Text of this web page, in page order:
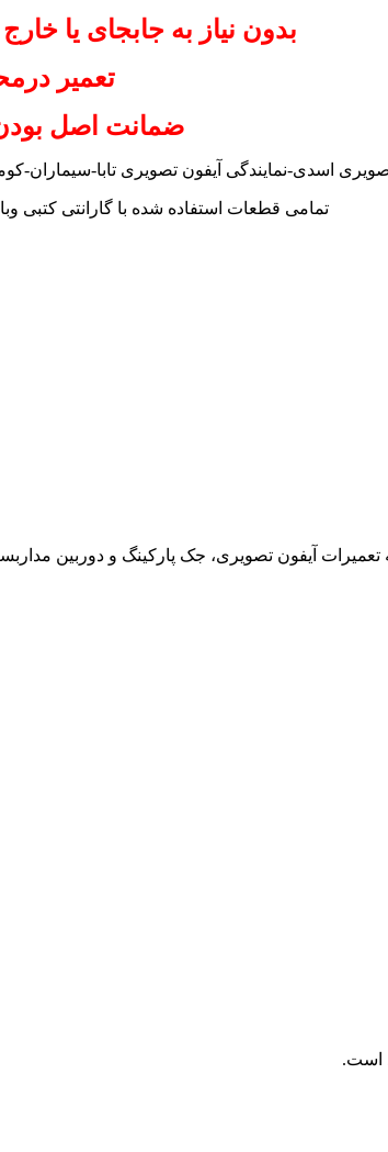
بدون نیاز به جابجای یا
تعمیر
ضمانت اصل
اسدی-نمایندگی آیفون تصویری تابا-
تمامی قطعات استفاده شده با گارانتی کتبی
تعمیرات آیفون تصویری، جک پارکینگ و دوربین
است.